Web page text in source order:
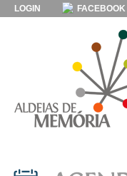
LOGIN FACEBOOK